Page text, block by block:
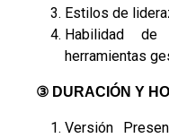
Estilos de
Habilidad
herramientas
③ DURACIÓN Y
Versión